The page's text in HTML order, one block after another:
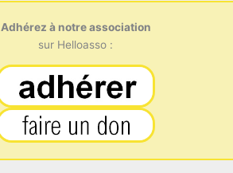
Adhérez à notre association
sur Helloasso :